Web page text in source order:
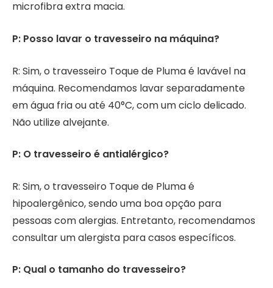
microfibra extra macia.
P: Posso lavar o travesseiro na máquina?
R: Sim, o travesseiro Toque de Pluma é lavável na
máquina. Recomendamos lavar separadamente
em água fria ou até 40°C, com um ciclo delicado.
Não utilize alvejante.
P: O travesseiro é antialérgico?
R: Sim, o travesseiro Toque de Pluma é
hipoalergênico, sendo uma boa opção para
pessoas com alergias. Entretanto, recomendamos
consultar um alergista para casos específicos.
P: Qual o tamanho do travesseiro?